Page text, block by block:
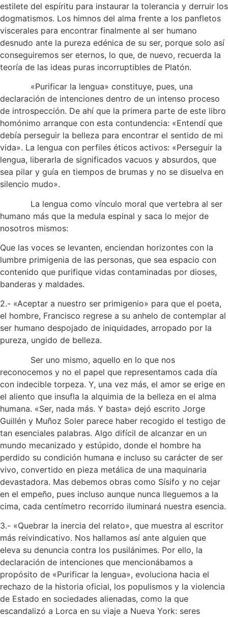
estilete del espíritu para instaurar la tolerancia y derruir los
dogmatismos. Los himnos del alma frente a los panfletos
viscerales para encontrar finalmente al ser humano
desnudo ante la pureza edénica de su ser, porque solo así
conseguiremos ser eternos, lo que, de nuevo, recuerda la
teoría de las ideas puras incorruptibles de Platón.
«Purificar la lengua» constituye, pues, una
declaración de intenciones dentro de un intenso proceso
de introspección. De ahí que la primera parte de este libro
homónimo arranque con esta contundencia: «Entendí que
debía perseguir la belleza para encontrar el sentido de mi
vida». La lengua con perfiles éticos activos: «Perseguir la
lengua, liberarla de significados vacuos y absurdos, que
sea pilar y guía en tiempos de brumas y no se disuelva en
silencio mudo».
La lengua como vínculo moral que vertebra al ser
humano más que la medula espinal y saca lo mejor de
nosotros mismos:
Que las voces se levanten, enciendan horizontes con la
lumbre primigenia de las personas, que sea espacio con
contenido que purifique vidas contaminadas por dioses,
banderas y maldades.
2.- «Aceptar a nuestro ser primigenio» para que el poeta,
el hombre, Francisco regrese a su anhelo de contemplar al
ser humano despojado de iniquidades, arropado por la
pureza, ungido de belleza.
Ser uno mismo, aquello en lo que nos
reconocemos y no el papel que representamos cada día
con indecible torpeza. Y, una vez más, el amor se erige en
el aliento que insufla la alquimia de la belleza en el alma
humana. «Ser, nada más. Y basta» dejó escrito Jorge
Guillén y Muñoz Soler parece haber recogido el testigo de
tan esenciales palabras. Algo difícil de alcanzar en un
mundo mecanizado y estúpido, donde el hombre ha
perdido su condición humana e incluso su carácter de ser
vivo, convertido en pieza metálica de una maquinaria
devastadora. Mas debemos obras como Sísifo y no cejar
en el empeño, pues incluso aunque nunca lleguemos a la
cima, cada centímetro recorrido iluminará nuestra esencia.
3.- «Quebrar la inercia del relato», que muestra al escritor
más reivindicativo. Nos hallamos así ante alguien que
eleva su denuncia contra los pusilánimes. Por ello, la
declaración de intenciones que mencionábamos a
propósito de «Purificar la lengua», evoluciona hacia el
rechazo de la historia oficial, los populismos y la violencia
de Estado en sociedades alienadas, como la que
escandalizó a Lorca en su viaje a Nueva York: seres